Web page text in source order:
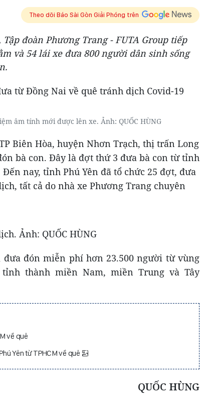
Theo dõi Báo Sài Gòn Giải Phóng trên
đoàn Phương Trang - FUTA Group tiếp
và 54 lái xe đưa 800 người dân sinh sống
âm tính mới được lên xe. Ảnh: QUỐC HÙNG
Biên Hòa, huyện Nhơn Trạch, thị trấn Long
bà con. Đây là đợt thứ 3 đưa bà con từ tỉnh
nay, tỉnh Phú Yên đã tổ chức 25 đợt, đưa
tất cả do nhà xe Phương Trang chuyên
Ảnh: QUỐC HÙNG
đưa đón miễn phí hơn 23.500 người từ vùng
thành miền Nam, miền Trung và Tây
về quê
Yên từ TPHCM về quê
QUỐC HÙNG